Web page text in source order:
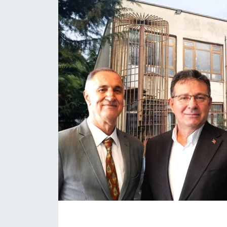
KÖŞE YAZILARI
KÖŞE YAZILARI (Arşiv)
KÜLTÜR SANAT
MAGAZİN
RÖPORTAJ
SAĞLIK
SARIYER HABERLERİ
SARIYER İMAR BARIŞI